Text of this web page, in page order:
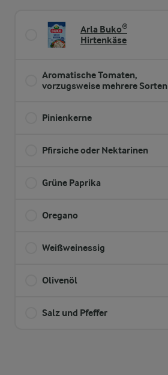
Arla Buko®
Hirtenkäse
Aromatische Tomaten,
vorzugsweise mehrere Sorten
Pinienkerne
Pfirsiche oder Nektarinen
Grüne Paprika
Oregano
Weißweinessig
Olivenöl
Salz und Pfeffer